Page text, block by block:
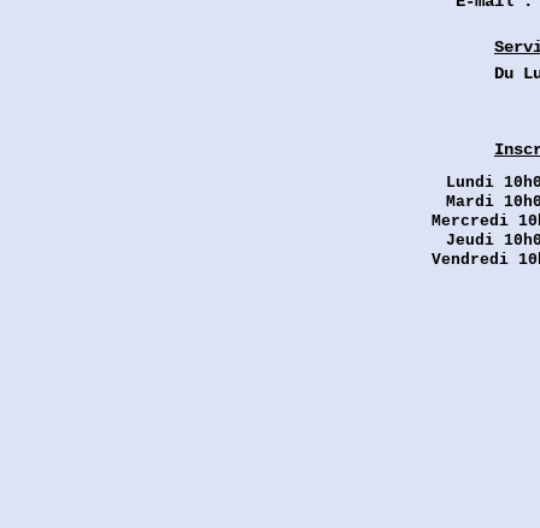
Du
Lundi
Mardi
Mercredi
Jeudi
Vendredi